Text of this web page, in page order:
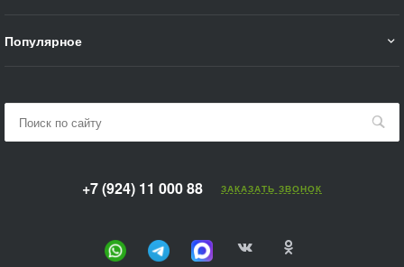
Популярное
+7 (924) 11 000 88 ЗАКАЗАТЬ ЗВОНОК